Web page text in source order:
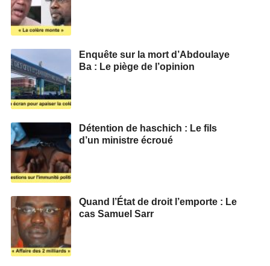
Enquête sur la mort d’Abdoulaye
Ba : Le piège de l’opinion
Détention de haschich : Le fils
d’un ministre écroué
Quand l’État de droit l’emporte : Le
cas Samuel Sarr